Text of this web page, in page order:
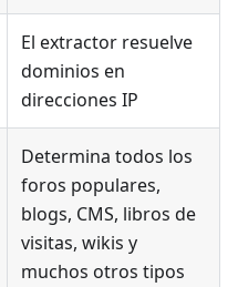
El extractor resuelve
dominios en
direcciones IP
Determina todos los
foros populares,
blogs, CMS, libros de
visitas, wikis y
muchos otros tipos